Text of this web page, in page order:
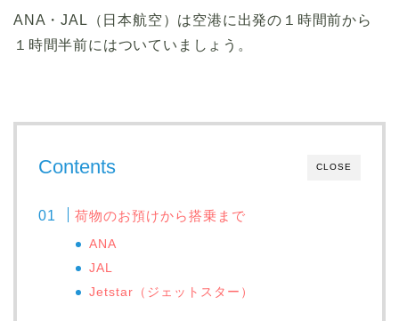
ANA・JAL（日本航空）は空港に出発の１時間前から
１時間半前にはついていましょう。
CLOSE
Contents
荷物のお預けから搭乗まで
ANA
JAL
Jetstar（ジェットスター）